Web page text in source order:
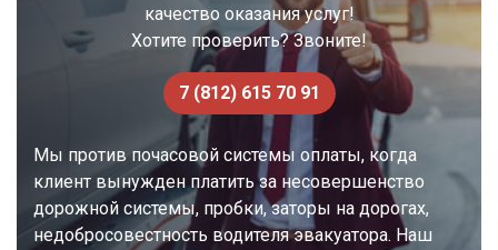
качество оказания услуг!
Хотите проверить? Звоните!
7 (812) 615 70 91
Мы против почасовой системы оплаты, когда
клиент вынужден платить за несовершенство
дорожной системы, пробки, заторы на дорогах,
недобросовестность водителя эвакуатора. Наш